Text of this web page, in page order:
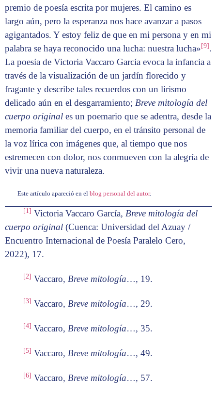
premio de poesía escrita por mujeres. El camino es
largo aún, pero la esperanza nos hace avanzar a pasos
agigantados. Y estoy feliz de que en mi persona y en mi
palabra se haya reconocido una lucha: nuestra lucha»[9].
La poesía de Victoria Vaccaro García evoca la infancia a
través de la visualización de un jardín florecido y
fragante y describe tales recuerdos con un lirismo
delicado aún en el desgarramiento; Breve mitología del
cuerpo original es un poemario que se adentra, desde la
memoria familiar del cuerpo, en el tránsito personal de
la voz lírica con imágenes que, al tiempo que nos
estremecen con dolor, nos conmueven con la alegría de
vivir una nueva naturaleza.
Este artículo apareció en el blog personal del autor.
[1] Victoria Vaccaro García, Breve mitología del
cuerpo original (Cuenca: Universidad del Azuay /
Encuentro Internacional de Poesía Paralelo Cero,
2022), 17.
[2] Vaccaro, Breve mitología…, 19.
[3] Vaccaro, Breve mitología…, 29.
[4] Vaccaro, Breve mitología…, 35.
[5] Vaccaro, Breve mitología…, 49.
[6] Vaccaro, Breve mitología…, 57.